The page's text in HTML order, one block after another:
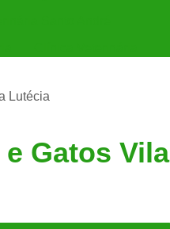
Mais Próxima
São Caetano
Lutécia
Gatos Vila